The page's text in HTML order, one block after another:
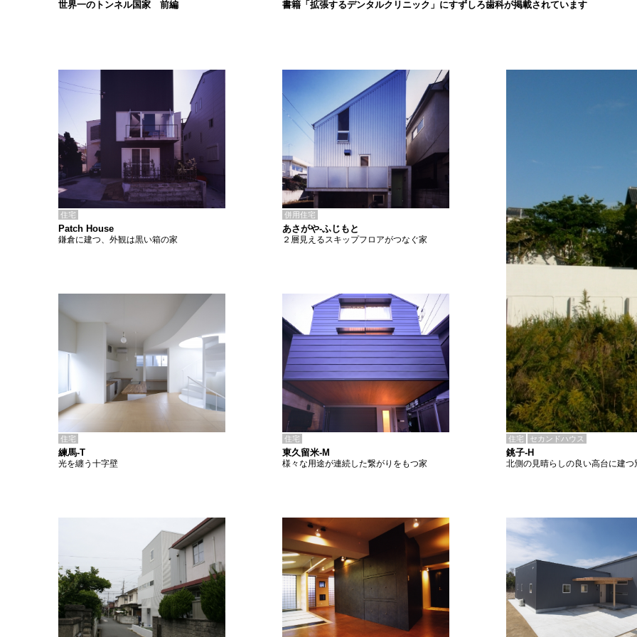
書籍「拡張するデンタルクリニック」にすずしろ歯科が掲載されています
世界一のトンネル国家 前編
住宅
Patch House
鎌倉に建つ、外観は黒い箱の家
併用住宅
あさがや-ふじもと
２層見えるスキップフロアがつなぐ家
住宅
練馬-T
光を纏う十字壁
住宅
東久留米-M
様々な用途が連続した繋がりをもつ家
住宅 セカンドハウス
銚子-H
北側の見晴らしの良い高台に建つ